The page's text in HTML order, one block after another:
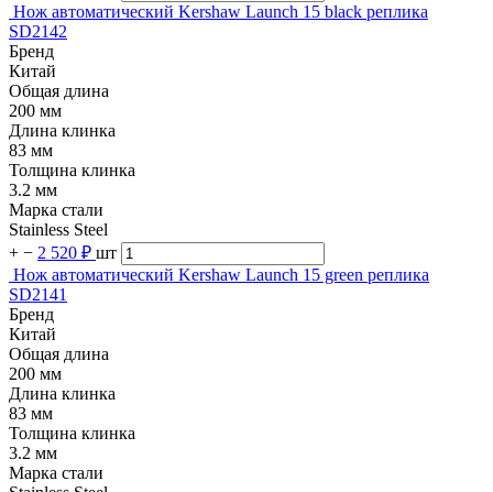
Нож автоматический Kershaw Launch 15 black реплика
SD2142
Бренд
Китай
Общая длина
200 мм
Длина клинка
83 мм
Толщина клинка
3.2 мм
Марка стали
Stainless Steel
+ − 2 520 ₽ шт
Нож автоматический Kershaw Launch 15 green реплика
SD2141
Бренд
Китай
Общая длина
200 мм
Длина клинка
83 мм
Толщина клинка
3.2 мм
Марка стали